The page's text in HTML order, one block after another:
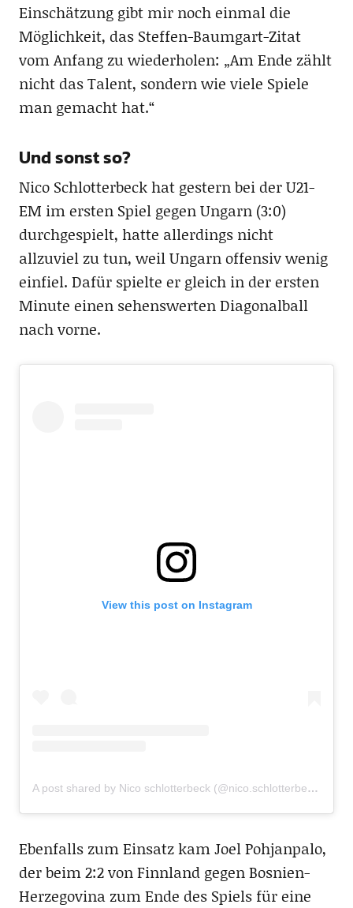
Einschätzung gibt mir noch einmal die
Möglichkeit, das Steffen-Baumgart-Zitat
vom Anfang zu wiederholen: „Am Ende zählt
nicht das Talent, sondern wie viele Spiele
man gemacht hat.“
Und sonst so?
Nico Schlotterbeck hat gestern bei der U21-
EM im ersten Spiel gegen Ungarn (3:0)
durchgespielt, hatte allerdings nicht
allzuviel zu tun, weil Ungarn offensiv wenig
einfiel. Dafür spielte er gleich in der ersten
Minute einen sehenswerten Diagonalball
nach vorne.
View this post on Instagram
A post shared by Nico schlotterbeck (@nico.schlotterbeck)
Ebenfalls zum Einsatz kam Joel Pohjanpalo,
der beim 2:2 von Finnland gegen Bosnien-
Herzegovina zum Ende des Spiels für eine